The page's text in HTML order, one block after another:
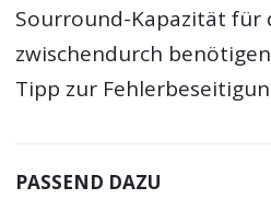
Sourround-Kapazität für
zwischendurch
Tipp zur
PASSEND DAZU